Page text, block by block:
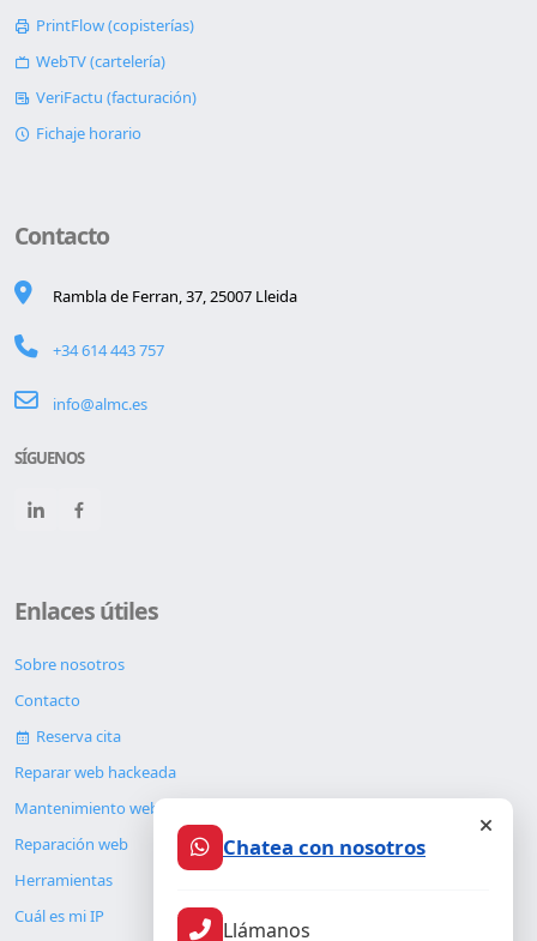
PrintFlow (copisterías)
WebTV (cartelería)
VeriFactu (facturación)
Fichaje horario
Contacto
Rambla de Ferran, 37, 25007 Lleida
+34 614 443 757
info@almc.es
SÍGUENOS
Enlaces útiles
Sobre nosotros
Contacto
Reserva cita
Reparar web hackeada
Mantenimiento web
Reparación web
Herramientas
Cuál es mi IP
Chatea con nosotros
Llámanos